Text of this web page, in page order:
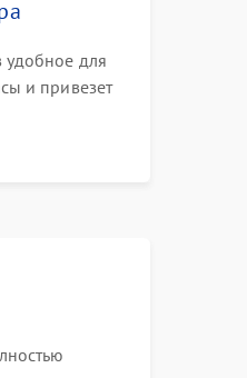
удобное для
и привезет